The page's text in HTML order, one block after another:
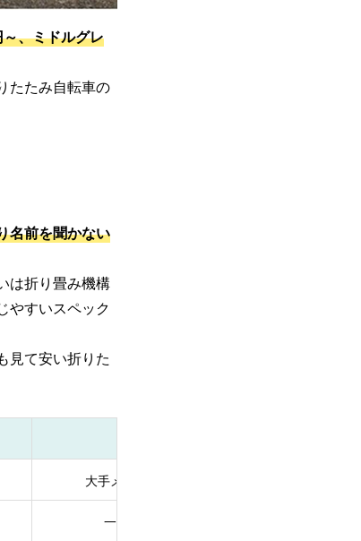
、ミドルグレ
たたみ自転車の
名前を聞かない
は折り畳み機構
やすいスペック
見て安い折りた
大手メーカーのエントリーモデル
一般車よりも高い走行性能